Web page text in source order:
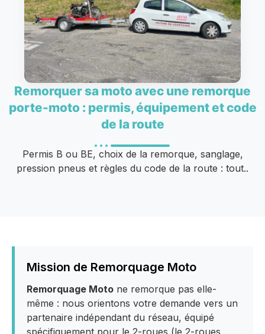
Remorquer sa moto avec une remorque
porte-moto : permis, équipement et code
de la route
Permis B ou BE, choix de la remorque, sanglage,
pression pneus et règles du code de la route : tout..
Mission de Remorquage Moto
Remorquage Moto ne remorque pas elle-
même : nous orientons votre demande vers un
partenaire indépendant du réseau, équipé
spécifiquement pour le 2-roues (le 2-roues